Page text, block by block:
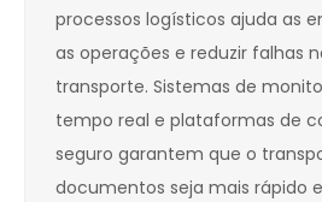
processos logísticos ajuda as
as operações e reduzir falhas
transporte. Sistemas de
tempo real e plataformas de
seguro garantem que o
documentos seja mais rápido